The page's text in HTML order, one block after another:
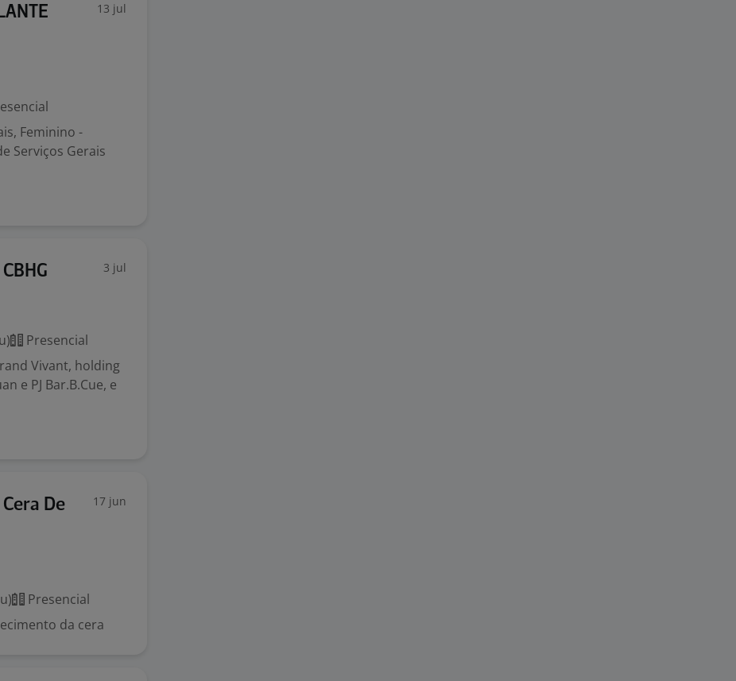
13 jul
Feminino -
Serviços Gerais
3 jul
Presencial
Vivant, holding
e PJ Bar.B.Cue, e
De
17 jun
Presencial
da cera